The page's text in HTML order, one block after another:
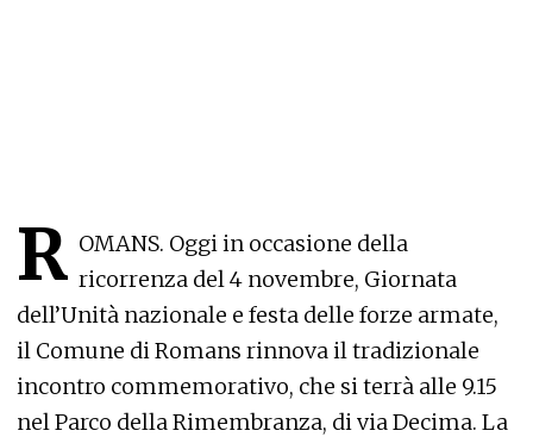
R OMANS. Oggi in occasione della
ricorrenza del 4 novembre, Giornata
dell’Unità nazionale e festa delle forze armate,
il Comune di Romans rinnova il tradizionale
incontro commemorativo, che si terrà alle 9.15
nel Parco della Rimembranza, di via Decima. La